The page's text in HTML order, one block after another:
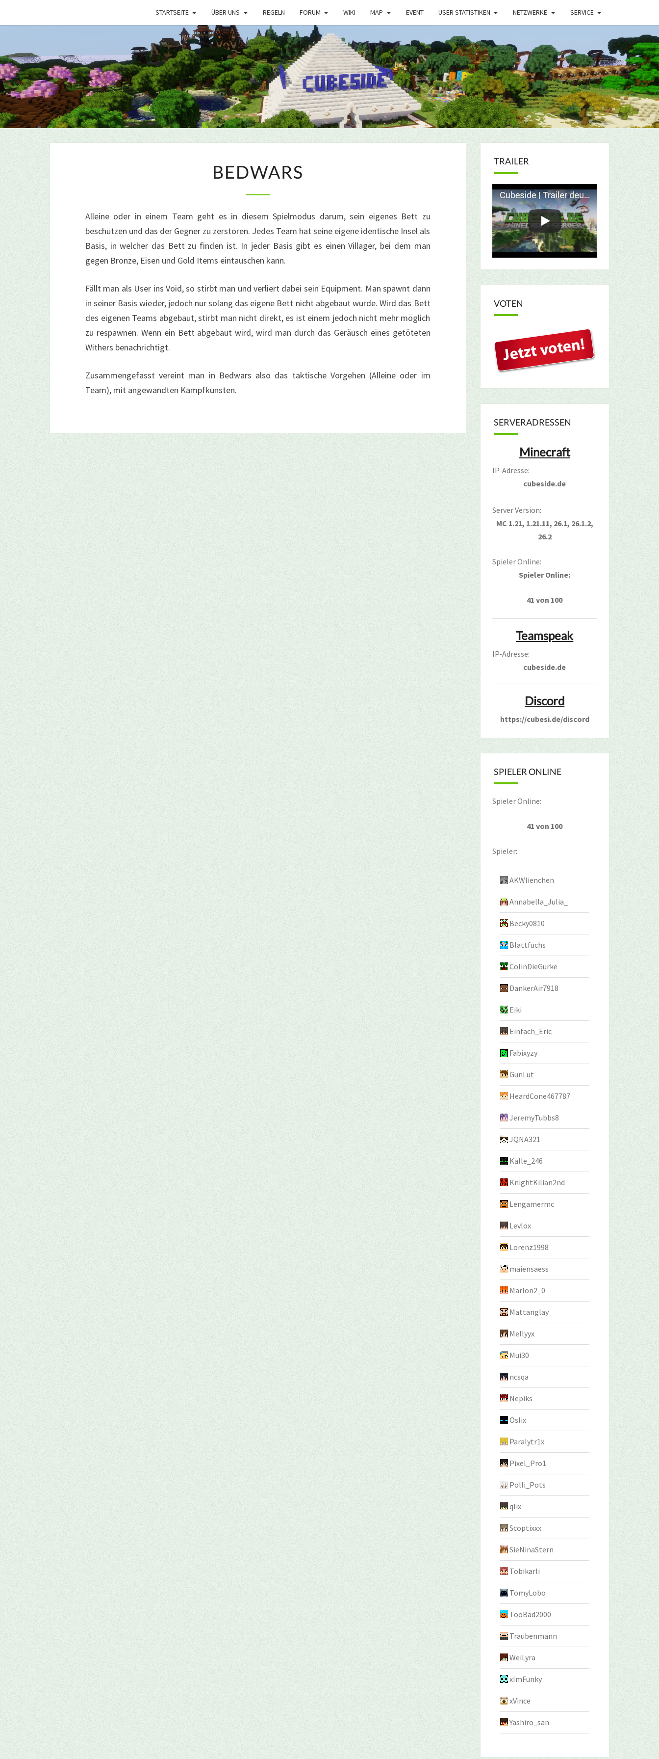
STARTSEITE ÜBER UNS REGELN FORUM WIKI MAP EVENT USER STATISTIKEN NETZWERKE SERVICE
BEDWARS
Alleine oder in einem Team geht es in diesem Spielmodus darum, sein eigenes Bett zu
beschützen und das der Gegner zu zerstören. Jedes Team hat seine eigene identische Insel als
Basis, in welcher das Bett zu finden ist. In jeder Basis gibt es einen Villager, bei dem man
gegen Bronze, Eisen und Gold Items eintauschen kann.
Fällt man als User ins Void, so stirbt man und verliert dabei sein Equipment. Man spawnt dann
in seiner Basis wieder, jedoch nur solang das eigene Bett nicht abgebaut wurde. Wird das Bett
des eigenen Teams abgebaut, stirbt man nicht direkt, es ist einem jedoch nicht mehr möglich
zu respawnen. Wenn ein Bett abgebaut wird, wird man durch das Geräusch eines getöteten
Withers benachrichtigt.
Zusammengefasst vereint man in Bedwars also das taktische Vorgehen (Alleine oder im
Team), mit angewandten Kampfkünsten.
TRAILER
VOTEN
SERVERADRESSEN
Minecraft
IP-Adresse:
cubeside.de
Server Version:
MC 1.21, 1.21.11, 26.1, 26.1.2,
26.2
Spieler Online:
Spieler Online:
41 von 100
Teamspeak
IP-Adresse:
cubeside.de
Discord
https://cubesi.de/discord
SPIELER ONLINE
Spieler Online:
41 von 100
Spieler:
AKWlienchen
Annabella_Julia_
Becky0810
Blattfuchs
ColinDieGurke
DankerAir7918
Eiki
Einfach_Eric
Fabixyzy
GunLut
HeardCone467787
JeremyTubbs8
JQNA321
Kalle_246
KnightKilian2nd
Lengamermc
Levlox
Lorenz1998
maiensaess
Marlon2_0
Mattanglay
Mellyyx
Mui30
ncsqa
Nepiks
Oslix
Paralytr1x
Pixel_Pro1
Polli_Pots
qlix
Scoptixxx
SieNinaStern
Tobikarli
TomyLobo
TooBad2000
Traubenmann
WeiLyra
xImFunky
xVince
Yashiro_san